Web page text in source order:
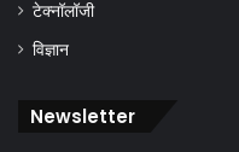
टेक्नॉलॉजी
विज्ञान
Newsletter